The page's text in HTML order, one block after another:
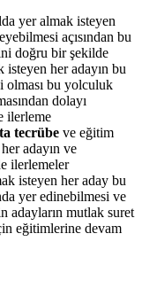
yer almak isteyen
açısından bu
doğru bir şekilde
isteyen her adayın bu
olması bu yolculuk
dolayı
ilerleme
tecrübe ve eğitim
adayın ve
ilerlemeler
isteyen her aday bu
yer edinebilmesi ve
adayların mutlak suret
eğitimlerine devam